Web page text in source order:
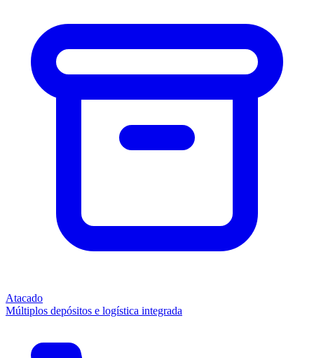
Atacado
Múltiplos depósitos e logística integrada